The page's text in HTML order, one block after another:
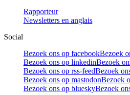
Rapporteur
Newsletters en anglais
Social
Bezoek ons op facebookBezoek
Bezoek ons op linkedinBezoek
Bezoek ons op rss-feedBezoek
Bezoek ons op mastodonBezoek
Bezoek ons op blueskyBezoek